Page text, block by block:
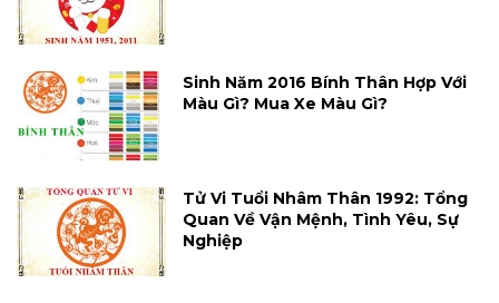
Sinh Năm 2016 Bính Thân Hợp Với
Màu Gì? Mua Xe Màu Gì?
Tử Vi Tuổi Nhâm Thân 1992: Tổng
Quan Về Vận Mệnh, Tình Yêu, Sự
Nghiệp